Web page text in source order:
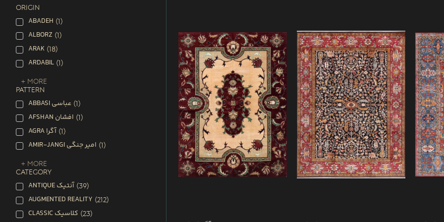
ORIGIN
ABADEH (1)
ALBORZ (1)
ARAK (18)
ARDABIL (1)
+ More
PATTERN
ABBASI عباسی (1)
AFSHAN افشان (1)
AGRA آگرا (1)
AMIR-JANGI امیر جنگی (1)
+ More
CATEGORY
ANTIQUE آنتیک (39)
AUGMENTED REALITY (212)
CLASSIC کلاسیک (23)